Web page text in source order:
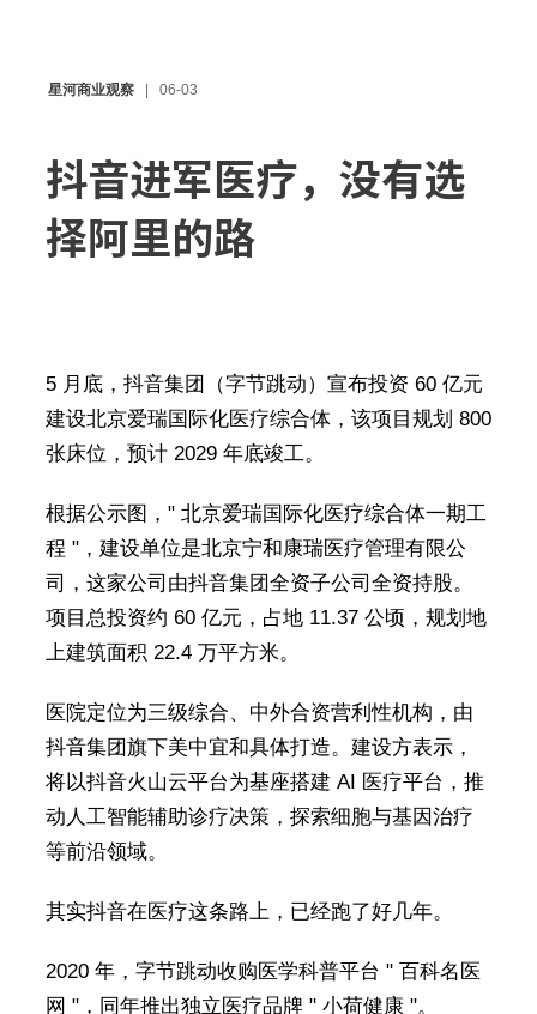
星河商业观察 06-03
抖音进军医疗，没有选
择阿里的路
5 月底，抖音集团（字节跳动）宣布投资 60 亿元
建设北京爱瑞国际化医疗综合体，该项目规划 800
张床位，预计 2029 年底竣工。
根据公示图，" 北京爱瑞国际化医疗综合体一期工
程 "，建设单位是北京宁和康瑞医疗管理有限公
司，这家公司由抖音集团全资子公司全资持股。
项目总投资约 60 亿元，占地 11.37 公顷，规划地
上建筑面积 22.4 万平方米。
医院定位为三级综合、中外合资营利性机构，由
抖音集团旗下美中宜和具体打造。建设方表示，
将以抖音火山云平台为基座搭建 AI 医疗平台，推
动人工智能辅助诊疗决策，探索细胞与基因治疗
等前沿领域。
其实抖音在医疗这条路上，已经跑了好几年。
2020 年，字节跳动收购医学科普平台 " 百科名医
网 "，同年推出独立医疗品牌 " 小荷健康 "。